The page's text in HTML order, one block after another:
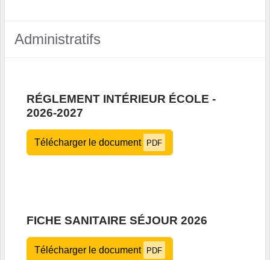
Administratifs
RÉGLEMENT INTÉRIEUR ÉCOLE -
2026-2027
Télécharger le document PDF
FICHE SANITAIRE SÉJOUR 2026
Télécharger le document PDF